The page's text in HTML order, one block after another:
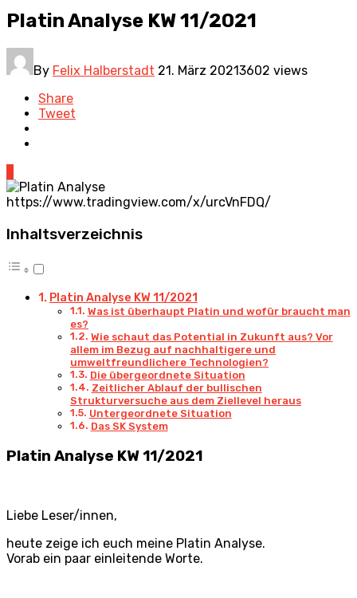
Platin Analyse KW 11/2021
By Felix Halberstadt 21. März 20213602 views
Share
Tweet
https://www.tradingview.com/x/urcVnFDQ/
Inhaltsverzeichnis
Platin Analyse KW 11/2021
Was ist überhaupt Platin und wofür braucht man
es?
Wie schaut das Potential in Zukunft aus? Vor
allem im Bezug auf nachhaltigere und
umweltfreundlichere Technologien?
Die übergeordnete Situation
Zeitlicher Ablauf der bullischen
Strukturversuche aus dem Ziellevel heraus
Untergeordnete Situation
Das SK System
Platin Analyse KW 11/2021
Liebe Leser/innen,
heute zeige ich euch meine Platin Analyse.
Vorab ein paar einleitende Worte.